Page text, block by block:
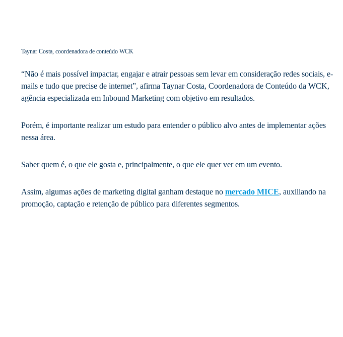
Taynar Costa, coordenadora de conteúdo WCK
“Não é mais possível impactar, engajar e atrair pessoas sem levar em consideração redes sociais, e-
mails e tudo que precise de internet”, afirma Taynar Costa, Coordenadora de Conteúdo da WCK,
agência especializada em Inbound Marketing com objetivo em resultados.
Porém, é importante realizar um estudo para entender o público alvo antes de implementar ações
nessa área.
Saber quem é, o que ele gosta e, principalmente, o que ele quer ver em um evento.
Assim, algumas ações de marketing digital ganham destaque no mercado MICE, auxiliando na
promoção, captação e retenção de público para diferentes segmentos.